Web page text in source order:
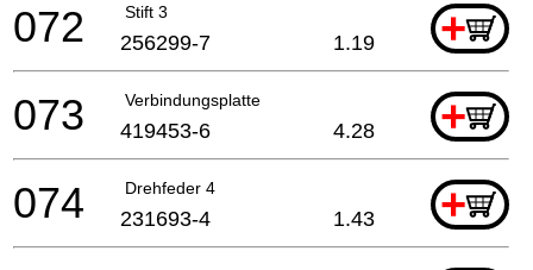
Stift 3 +
072 256299-7 1.19
Verbindungsplatte +
073 419453-6 4.28
Drehfeder 4 +
074 231693-4 1.43